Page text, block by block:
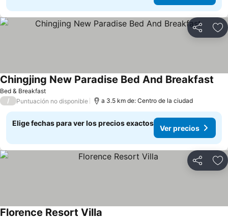
Compartir
Bed & Breakfast
Chingjing New Paradise Bed And Breakfast
/ Puntuación no disponible a 3.5 km de: Centro de la ciudad
Elige fechas para ver los precios exactos
Ver precios
Compartir
Florence Resort Villa